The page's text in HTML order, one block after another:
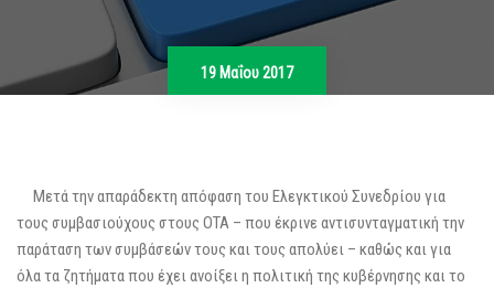
19 Μαΐου 2017
Μετά την απαράδεκτη απόφαση του Ελεγκτικού Συνεδρίου για
τους συμβασιούχους στους ΟΤΑ – που έκρινε αντισυνταγματική την
παράταση των συμβάσεών τους και τους απολύει – καθώς και για
όλα τα ζητήματα που έχει ανοίξει η πολιτική της κυβέρνησης και το